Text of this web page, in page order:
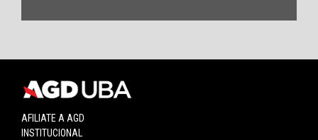
AFILIATE A AGD
INSTITUCIONAL